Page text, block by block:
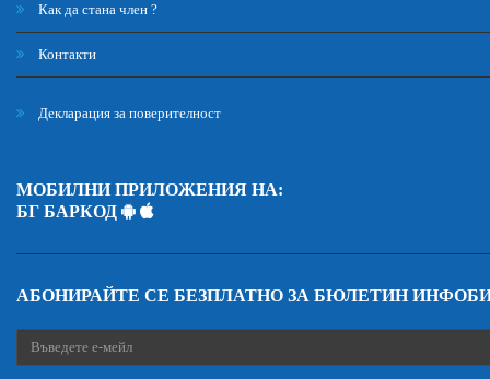
Как да стана член ?
Контакти
Декларация за поверителност
МОБИЛНИ ПРИЛОЖЕНИЯ НА:
БГ БАРКОД
АБОНИРАЙТЕ СЕ БЕЗПЛАТНО ЗА БЮЛЕТИН